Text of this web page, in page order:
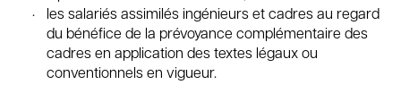
les salariés assimilés ingénieurs et cadres au regard
du bénéfice de la prévoyance complémentaire des
cadres en application des textes légaux ou
conventionnels en vigueur.